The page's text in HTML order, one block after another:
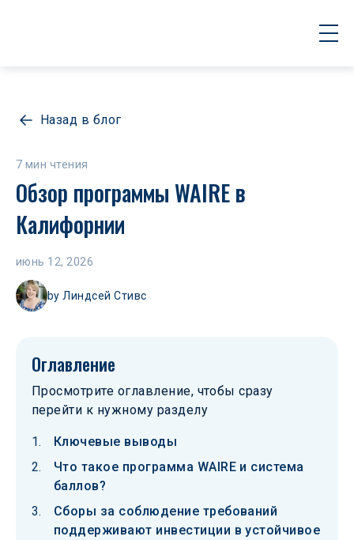
Назад в блог
7 мин чтения
Обзор программы WAIRE в
Калифорнии
июнь 12, 2026
by Линдсей Стивс
Оглавление
Просмотрите оглавление, чтобы сразу
перейти к нужному разделу
Ключевые выводы
Что такое программа WAIRE и система
баллов?
Сборы за соблюдение требований
поддерживают инвестиции в устойчивое